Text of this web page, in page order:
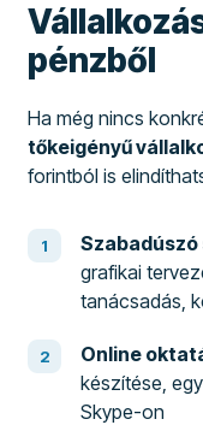
pénzből
Ha még nincs
tőkeigényű
forintból is
grafikai
tanácsadás,
Online
készítése,
Skype-on